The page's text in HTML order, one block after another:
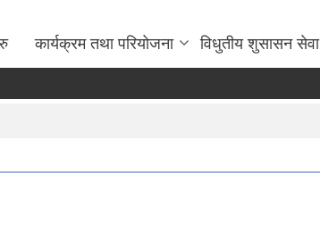
कार्यक्रम तथा परियोजना विधुतीय शुसासन सेवा